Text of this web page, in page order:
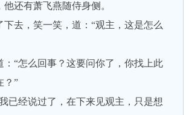
还有萧飞燕随侍身侧。
，笑一笑，道：“观主，这是怎么
“怎么回事？这要问你了，你找上此
？”
经说过了，在下来见观主，只是想